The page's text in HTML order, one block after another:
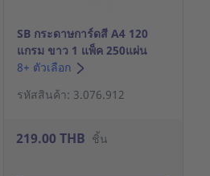
SB กระดาษการ์ดสี A4 120
แกรม ขาว 1 แพ็ค 250แผ่น
8+ ตัวเลือก
รหัสสินค้า: 3.076.912
219.00 THB ชิ้น